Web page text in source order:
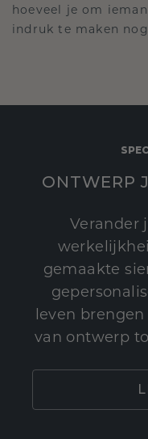
hoeveel je om
indruk te maken
ONTWERP
Verander
gemaakte
leven
van ontwerp